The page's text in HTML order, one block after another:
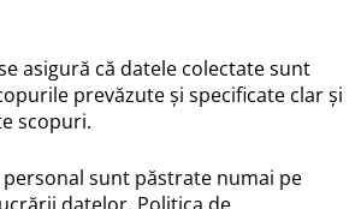
asigură că datele colectate sunt
prevăzute și specificate clar și
scopuri.
sunt păstrate numai pe